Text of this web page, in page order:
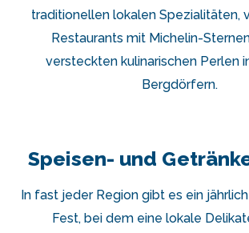
traditionellen lokalen Spezialitäten,
Restaurants mit Michelin-
versteckten kulinarischen Perlen
Bergdörfern.
Speisen- und
In fast jeder Region gibt es ein
Fest, bei dem eine lokale